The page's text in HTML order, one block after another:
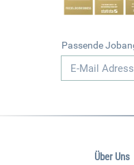
Passende
Über Uns